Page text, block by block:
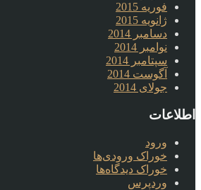
فوریه 2015
ژانویه 2015
دسامبر 2014
نوامبر 2014
سپتامبر 2014
آگوست 2014
جولای 2014
اطلاعات
ورود
خوراک ورودی‌ها
خوراک دیدگاه‌ها
وردپرس